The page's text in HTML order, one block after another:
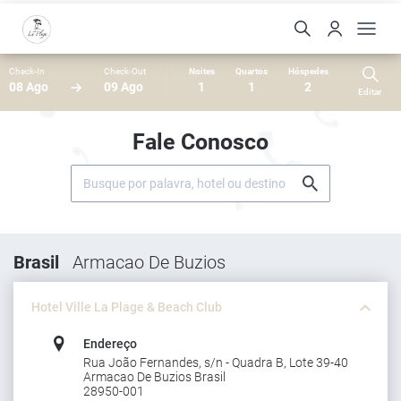
Check-In
08 Ago
Check-Out
09 Ago
Noites
1
Quartos
1
Hóspedes
2 Editar
Fale Conosco
Brasil Armacao De Buzios
Hotel Ville La Plage & Beach Club
Endereço
Rua João Fernandes, s/n - Quadra B, Lote 39-40
Armacao De Buzios Brasil
28950-001